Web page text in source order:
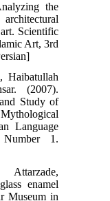
Analyzing the
architectural
Iranian art. Scientific
of Islamic Art, 3rd
[in Persian]
Akbari, Haibatullah
Kolehsar. (2007).
and Study of
and Mythological
Persian Language
Number 1.
Attarzade,
of glass enamel
Qajar Museum in